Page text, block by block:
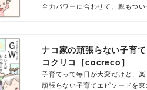
全力パワーに合わせて、親もつ
ナコ家の頑張らない子育
コクリコ［cocreco］
子育てって毎日が大変だけど、
頑張らない子育てエピソードを